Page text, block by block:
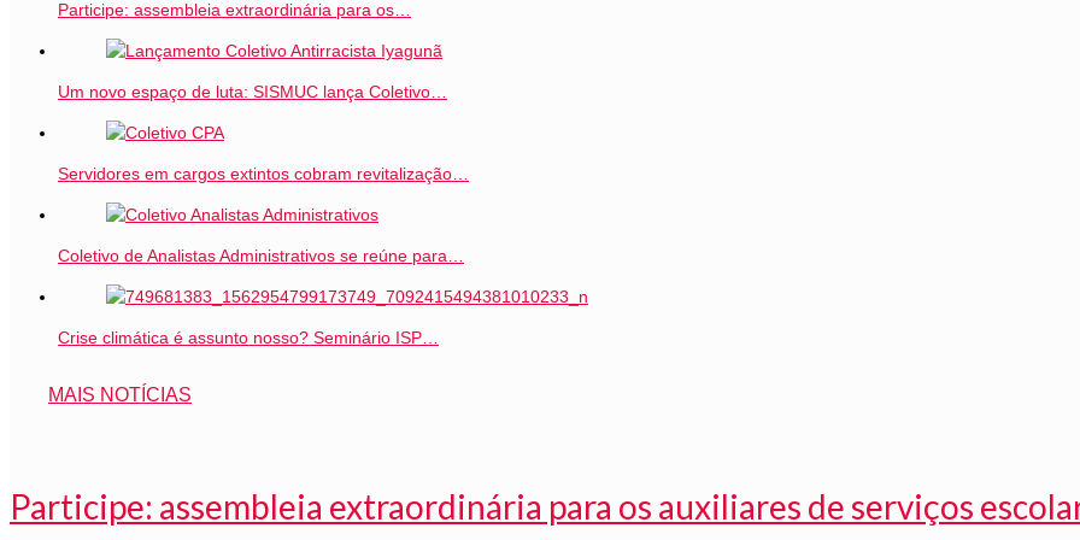
Participe: assembleia extraordinária para os…
Um novo espaço de luta: SISMUC lança Coletivo…
Servidores em cargos extintos cobram revitalização…
Coletivo de Analistas Administrativos se reúne para…
Crise climática é assunto nosso? Seminário ISP…
MAIS NOTÍCIAS
Participe: assembleia extraordinária para os auxiliares de serviços